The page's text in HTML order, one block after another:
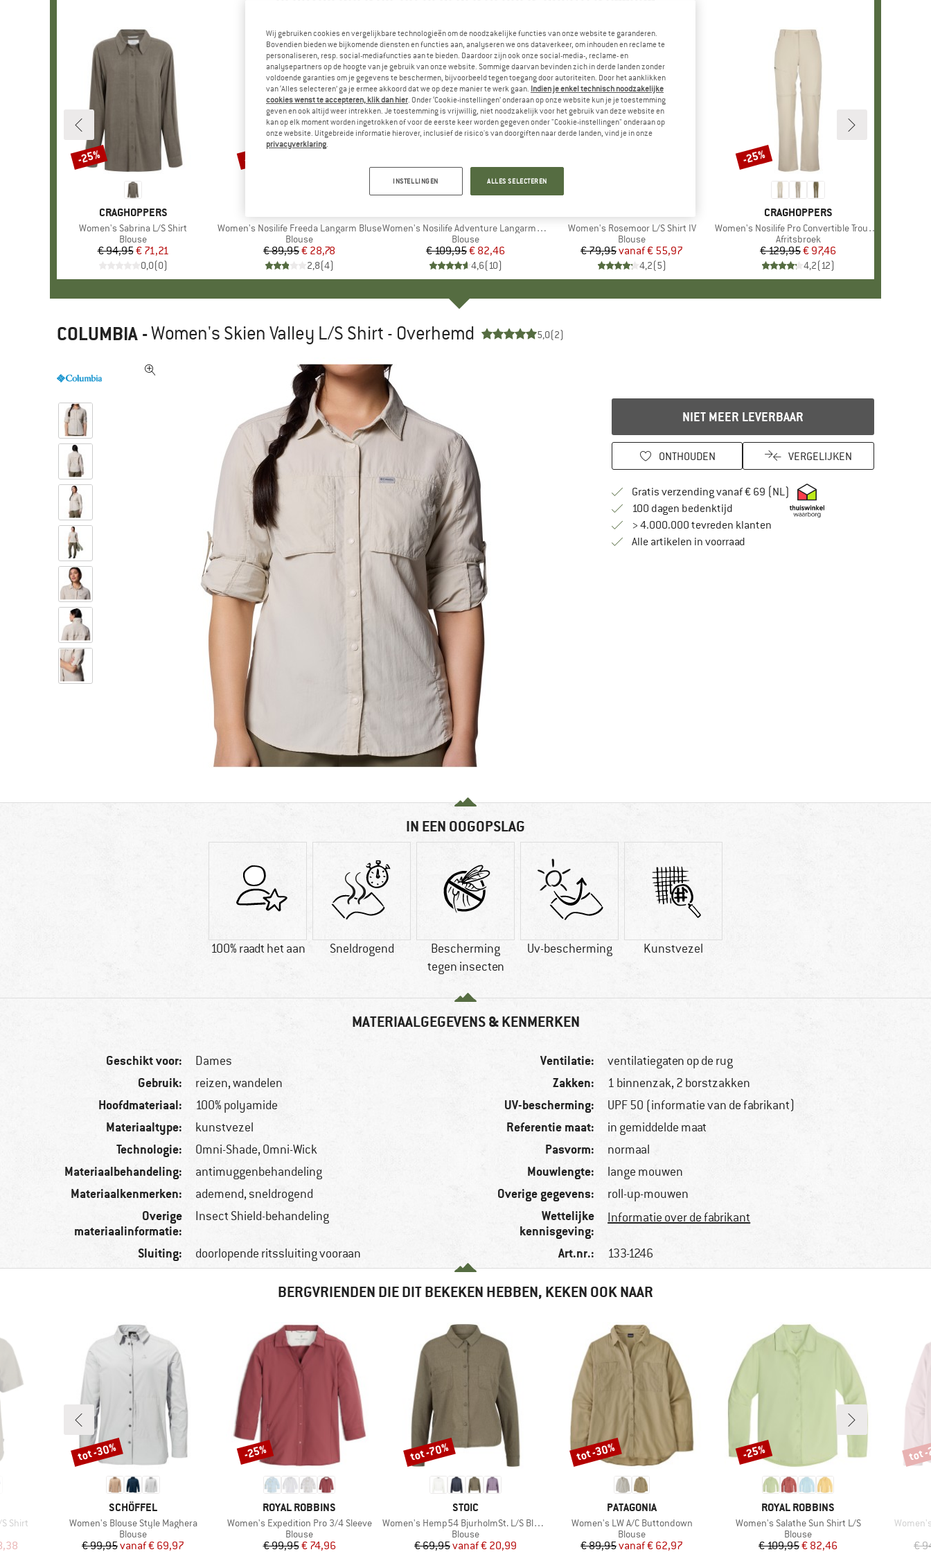
MERK
CRAGHOPPERS
Artikel
Women's Sabrina L/S Shirt
Productgroep
Blouse
Prijs
€ 94,95Verlaagde prijs
€ 71,21
0,0(0)
Korting
-25%
Artikel
Women's Nosilife Freeda Langarm Bluse
Productgroep
Blouse
Prijs
€ 89,95Verlaagde prijs
€ 28,78
2,8(4)
Korting
-68%
Artikel
Women's Nosilife Adventure Langarm Bluse III
Productgroep
Blouse
Prijs
€ 109,95Verlaagde prijs
€ 82,46
4,6(10)
Artikel
Women's Rosemoor L/S Shirt IV
Productgroep
Blouse
Prijs
€ 79,95 Verlaagde prijs
vanaf€ 55,97
4,2(5)
MERK
CRAGHOPPERS
Artikel
Women's Nosilife Pro Convertible Trousers III
Productgroep
Afritsbroek
Prijs
€ 129,95Verlaagde prijs
€ 97,46
4,2(12)
Korting
-25%
COLUMBIA -Women's Skien Valley L/S Shirt - Overhemd 5,0(2)
NIET MEER LEVERBAAR
ONTHOUDEN VERGELIJKEN
Gratis verzending vanaf € 69 (NL) Vind hier de
100 dagen bedenktijdVind de betalingsinformatie hier! Opent in
> 4.000.000 tevreden klanten
Alle artikelen in voorraad
IN EEN OOGOPSLAG
100% raadt het aan Sneldrogend
Bescherming
tegen insecten
Uv-bescherming Kunstvezel
MATERIAALGEGEVENS & KENMERKEN
Geschikt voor: Dames
Gebruik: reizen, wandelen
Hoofdmateriaal: 100% polyamide
Materiaaltype: kunstvezel
Technologie: Omni-Shade, Omni-Wick
Materiaalbehandeling: antimuggenbehandeling
Materiaalkenmerken: ademend, sneldrogend
Overige
materiaalinformatie:
Insect Shield-behandeling
Sluiting: doorlopende ritssluiting vooraan
Ventilatie: ventilatiegaten op de rug
Zakken: 1 binnenzak, 2 borstzakken
UV-bescherming: UPF 50 (informatie van de fabrikant)
Referentie maat: in gemiddelde maat
Pasvorm: normaal
Mouwlengte: lange mouwen
Overige gegevens: roll-up-mouwen
Wettelijke
kennisgeving:
Informatie over de fabrikant
Art.nr.: 133-1246
BERGVRIENDEN DIE DIT BEKEKEN HEBBEN, KEKEN OOK NAAR
Shirt
prijs
MERK
SCHÖFFEL
Artikel
Women's Blouse Style Maghera
Productgroep
Blouse
Prijs
€ 99,95 Verlaagde prijs
vanaf€ 69,97
Korting
tot -30%
MERK
ROYAL ROBBINS
Artikel
Women's Expedition Pro 3/4 Sleeve
Productgroep
Blouse
Prijs
€ 99,95Verlaagde prijs
€ 74,96
Korting
-25%
MERK
STOIC
Artikel
Women's Hemp54 BjurholmSt. L/S Blouse
Productgroep
Blouse
Prijs
€ 69,95 Verlaagde prijs
vanaf€ 20,99
Korting
tot -70%
MERK
PATAGONIA
Artikel
Women's LW A/C Buttondown
Productgroep
Blouse
Prijs
€ 89,95 Verlaagde prijs
vanaf€ 62,97
Korting
tot -30%
MERK
ROYAL ROBBINS
Artikel
Women's Salathe Sun Shirt L/S
Productgroep
Blouse
Prijs
€ 109,95Verlaagde prijs
€ 82,46
Korting
-25%
Artikel
€
tot
Wij gebruiken cookies en vergelijkbare technologieën om de noodzakelijke functies van onze website te garanderen.
Bovendien bieden we bijkomende diensten en functies aan, analyseren we ons dataverkeer, om inhouden en reclame te
personaliseren, resp. social-mediafuncties aan te bieden. Daardoor zijn ook onze social-media-, reclame- en
analysepartners op de hoogte van je gebruik van onze website. Sommige daarvan bevinden zich in derde landen zonder
voldoende garanties om je gegevens te beschermen, bijvoorbeeld tegen toegang door autoriteiten. Door het aanklikken
van ‘Alles selecteren’ ga je ermee akkoord dat we op deze manier te werk gaan. Indien je enkel technisch noodzakelijke
cookies wenst te accepteren, klik dan hier. Onder ‘Cookie-instellingen’ onderaan op onze website kun je je toestemming
geven en ook altijd weer intrekken. Je toestemming is vrijwillig, niet noodzakelijk voor het gebruik van deze website en
kan op elk moment worden ingetrokken of voor de eerste keer worden gegeven onder "Cookie-instellingen" onderaan op
onze website. Uitgebreide informatie hierover, inclusief de risico's van doorgiften naar derde landen, vind je in onze
privacyverklaring.
INSTELLINGEN ALLES SELECTEREN